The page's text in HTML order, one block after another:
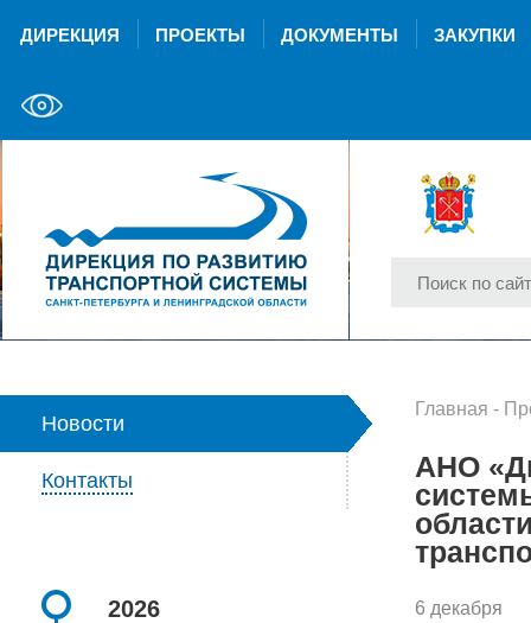
ДИРЕКЦИЯ ПРОЕКТЫ ДОКУМЕНТЫ ЗАКУПКИ
Новости
Контакты
2026
Главная -
АНО
6 декабря